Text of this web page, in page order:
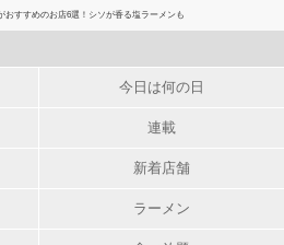
おすすめのお店6選！シソが香る塩ラーメンも
今日は何の日
連載
新着店舗
ラーメン